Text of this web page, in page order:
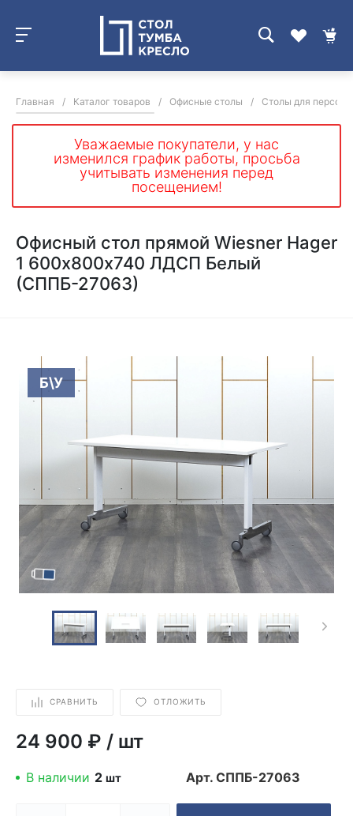
Главная / Каталог товаров / Офисные столы / Столы для
Уважаемые покупатели, у нас
изменился график работы, просьба
учитывать изменения перед
посещением!
Офисный стол прямой Wiesner Hager
1 600х800х740 ЛДСП Белый
(СППБ-27063)
Б\У
СРАВНИТЬ ОТЛОЖИТЬ
24 900 ₽ / шт
В наличии 2 шт Арт. СППБ-27063